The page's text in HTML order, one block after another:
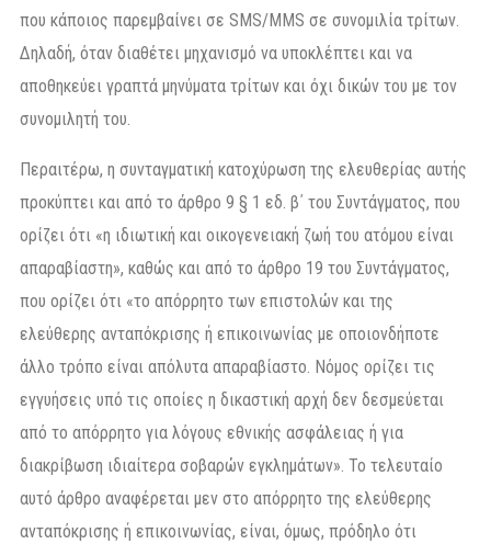
που κάποιος παρεμβαίνει σε SMS/MMS σε συνομιλία τρίτων.
Δηλαδή, όταν διαθέτει μηχανισμό να υποκλέπτει και να
αποθηκεύει γραπτά μηνύματα τρίτων και όχι δικών του με τον
συνομιλητή του.
Περαιτέρω, η συνταγματική κατοχύρωση της ελευθερίας αυτής
προκύπτει και από το άρθρο 9 § 1 εδ. β΄ του Συντάγματος, που
ορίζει ότι «η ιδιωτική και οικογενειακή ζωή του ατόμου είναι
απαραβίαστη», καθώς και από το άρθρο 19 του Συντάγματος,
που ορίζει ότι «το απόρρητο των επιστολών και της
ελεύθερης ανταπόκρισης ή επικοινωνίας με οποιονδήποτε
άλλο τρόπο είναι απόλυτα απαραβίαστο. Νόμος ορίζει τις
εγγυήσεις υπό τις οποίες η δικαστική αρχή δεν δεσμεύεται
από το απόρρητο για λόγους εθνικής ασφάλειας ή για
διακρίβωση ιδιαίτερα σοβαρών εγκλημάτων». Το τελευταίο
αυτό άρθρο αναφέρεται μεν στο απόρρητο της ελεύθερης
ανταπόκρισης ή επικοινωνίας, είναι, όμως, πρόδηλο ότι